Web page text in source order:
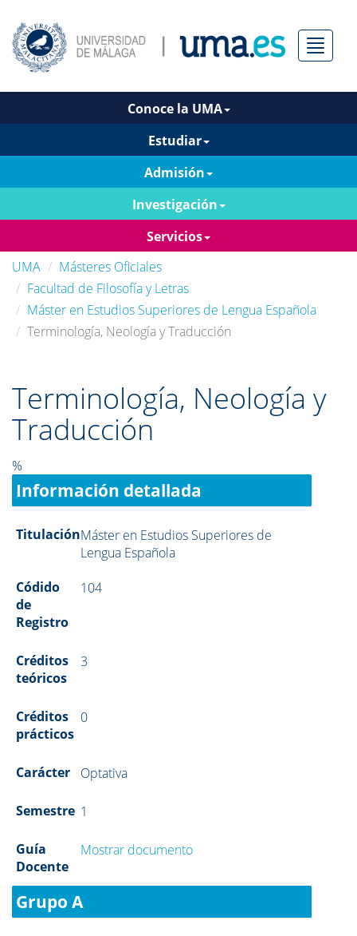
Menú
Conoce la UMA
Estudiar
Admisión
Investigación
Servicios
UMA
Másteres Oficiales
Facultad de Filosofía y Letras
Máster en Estudios Superiores de Lengua Española
Terminología, Neología y Traducción
Terminología, Neología y
Traducción
%
Información detallada
TitulaciónMáster en Estudios Superiores de
Lengua Española
Códido
de
Registro
104
Créditos
teóricos
3
Créditos
prácticos
0
Carácter Optativa
Semestre 1
Guía
Docente
Mostrar documento
Grupo A